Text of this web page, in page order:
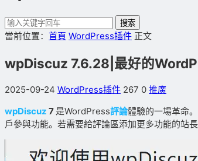
搜索
當前位置： 首頁 WordPress插件 正文
wpDiscuz 7.6.28|最好的
2025-09-24 WordPress插件 267 0 推廣
wpDiscuz 7是WordPress評論體驗的一場革命
戶參與功能。若需要給評論區添加更多功能的站長